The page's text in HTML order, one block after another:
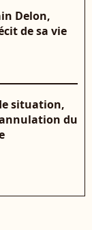
Delon,
de sa vie
situation,
du